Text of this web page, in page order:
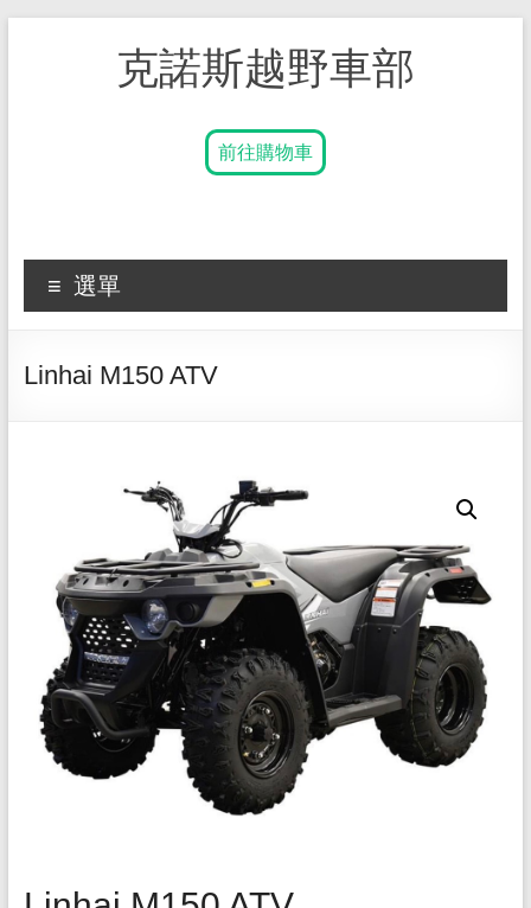
克諾斯越野車部
前往購物車
選單
Linhai M150 ATV